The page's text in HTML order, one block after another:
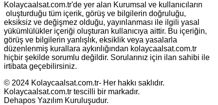
Kolaycaalsat.com.tr'de yer alan Kurumsal ve kullanıcıların
oluşturduğu tüm içerik, görüş ve bilgilerin doğruluğu,
eksiksiz ve değişmez olduğu, yayınlanması ile ilgili yasal
yükümlülükler içeriği oluşturan kullanıcıya aittir. Bu içeriğin,
görüş ve bilgilerin yanlışlık, eksiklik veya yasalarla
düzenlenmiş kurallara aykırılığından kolaycaalsat.com.tr
hiçbir şekilde sorumlu değildir. Sorularınız için ilan sahibi ile
irtibata geçebilirsiniz.
© 2024 Kolaycaalsat.com.tr- Her hakkı saklıdır.
Kolaycaalsat.com.tr tescilli bir markadır.
Dehapos Yazılım Kuruluşudur.